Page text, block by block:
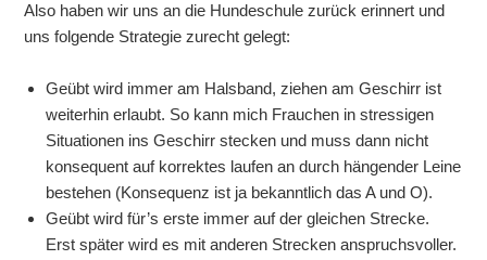
Also haben wir uns an die Hundeschule zurück erinnert und
uns folgende Strategie zurecht gelegt:
Geübt wird immer am Halsband, ziehen am Geschirr ist
weiterhin erlaubt. So kann mich Frauchen in stressigen
Situationen ins Geschirr stecken und muss dann nicht
konsequent auf korrektes laufen an durch hängender Leine
bestehen (Konsequenz ist ja bekanntlich das A und O).
Geübt wird für’s erste immer auf der gleichen Strecke.
Erst später wird es mit anderen Strecken anspruchsvoller.